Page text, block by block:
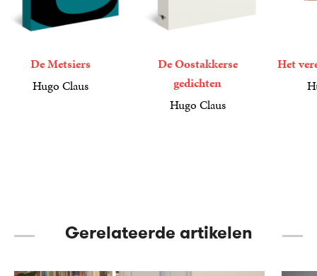
De Metsiers
Hugo Claus
De Oostakkerse
gedichten
Hugo Claus
Het
Gerelateerde artikelen